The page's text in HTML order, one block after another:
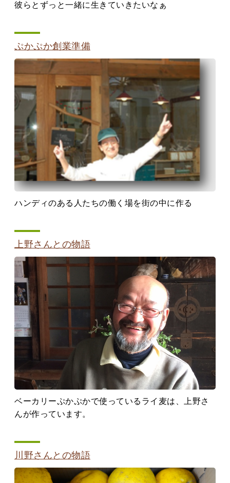
彼らとずっと一緒に生きていきたいなぁ
ぷかぷか創業準備
ハンディのある人たちの働く場を街の中に作る
上野さんとの物語
ベーカリーぷかぷかで使っているライ麦は、上野さ
んが作っています。
川野さんとの物語